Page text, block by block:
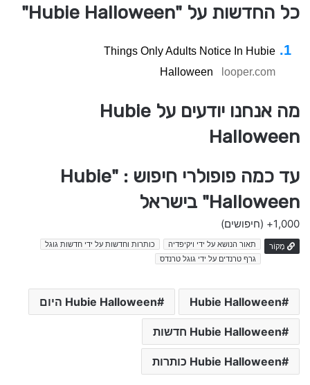
כל החדשות על "Hubie Halloween"
Things Only Adults Notice In Hubie
Halloween
looper.com
מה אנחנו יודעים על Hubie
Halloween
עד כמה פופולרי חיפוש : "Hubie
Halloween" בישראל
1,000+ (חיפושים)
מָקוֹר תאור הנושא על ידי ויקיפדיה
כותרות וחדשות על ידי חדשות גוגל
גרף טרנדים על ידי גוגל טרנדס
Hubie Halloween Hubie Halloween היום
Hubie Halloween חדשות
Hubie Halloween כותרות